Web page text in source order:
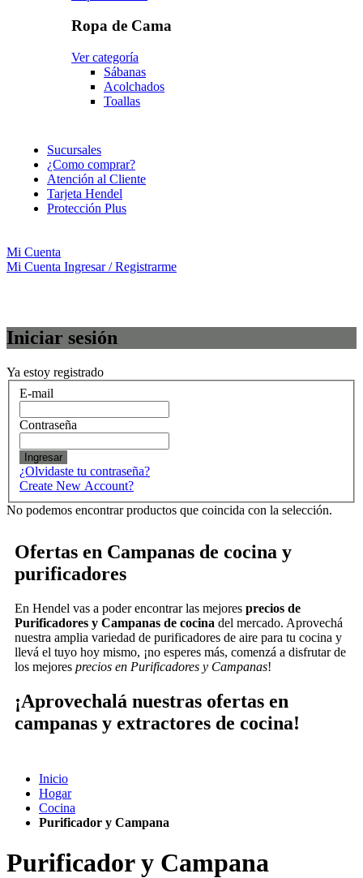
Ropa de Cama
Ver categoría
Sábanas
Acolchados
Toallas
Sucursales
¿Como comprar?
Atención al Cliente
Tarjeta Hendel
Protección Plus
Mi Cuenta
Mi Cuenta Ingresar / Registrarme
Iniciar sesión
Ya estoy registrado
E-mail
Contraseña
Ingresar
¿Olvidaste tu contraseña?
Create New Account?
No podemos encontrar productos que coincida con la selección.
Ofertas en Campanas de cocina y
purificadores
En Hendel vas a poder encontrar las mejores precios de
Purificadores y Campanas de cocina del mercado. Aprovechá
nuestra amplia variedad de purificadores de aire para tu cocina y
llevá el tuyo hoy mismo, ¡no esperes más, comenzá a disfrutar de
los mejores precios en Purificadores y Campanas!
¡Aprovechalá nuestras ofertas en
campanas y extractores de cocina!
Inicio
Hogar
Cocina
Purificador y Campana
Purificador y Campana